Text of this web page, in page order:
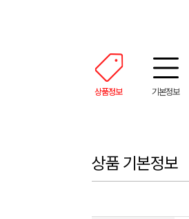
상품정보 기본정보
상품 기본정보